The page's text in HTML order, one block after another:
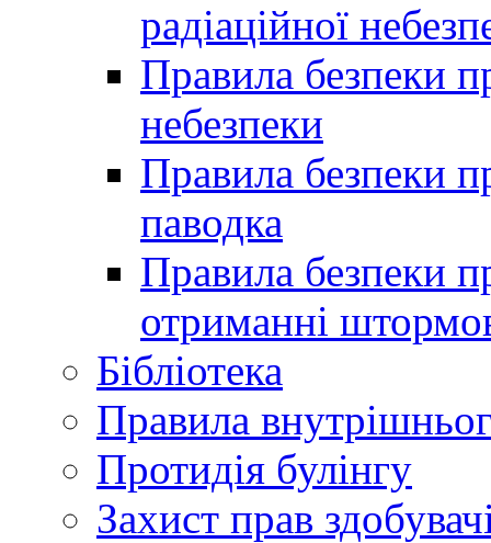
радіаційної
Правила безпеки
небезпеки
Правила безпеки
паводка
Правила безпеки
отриманні
Бібліотека
Правила
Протидія булінгу
Захист прав